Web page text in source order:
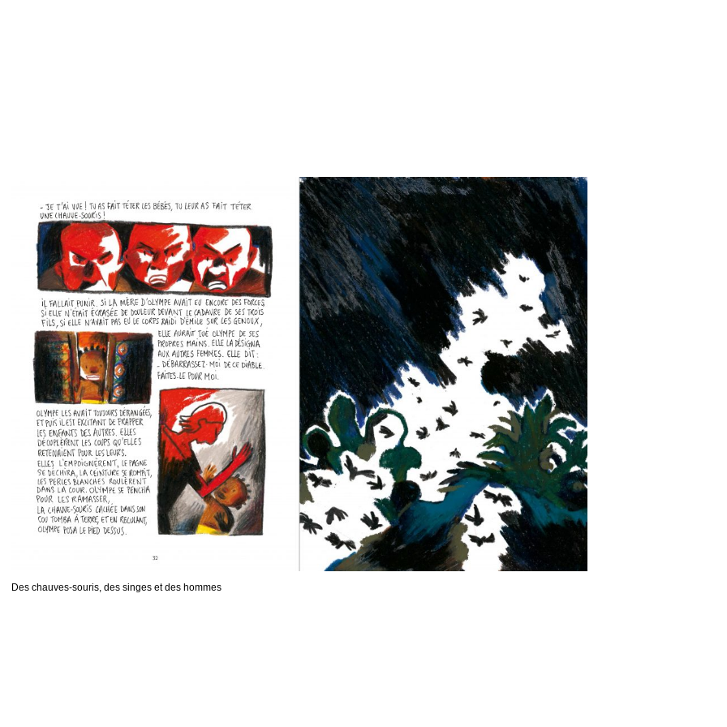
Des chauves-souris, des singes et des hommes